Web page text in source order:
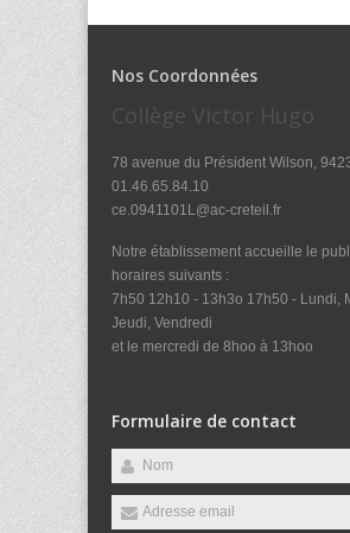
Nos Coordonnées
Collège Victor Hugo
78 avenue du Président Wilson,
01.46.65.84.10
ce.0941101L@ac-creteil.fr
Notre établissement accueille le
horaires suivants :
7h50 12h10 - 13h3o 17h50 - Lundi,
Jeudi, Vendredi
et le mercredi de 8hoo à 13hoo
Formulaire de contact